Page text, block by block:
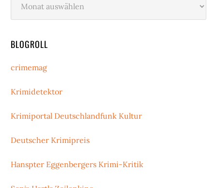
BLOGROLL
crimemag
Krimidetektor
Krimiportal Deutschlandfunk Kultur
Deutscher Krimipreis
Hanspter Eggenbergers Krimi-Kritik